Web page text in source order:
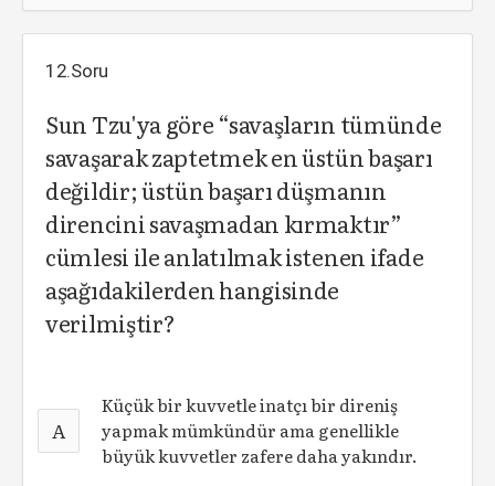
12.Soru
Sun Tzu'ya göre “savaşların tümünde
savaşarak zaptetmek en üstün başarı
değildir; üstün başarı düşmanın
direncini savaşmadan kırmaktır”
cümlesi ile anlatılmak istenen ifade
aşağıdakilerden hangisinde
verilmiştir?
A
Küçük bir kuvvetle inatçı bir direniş
yapmak mümkündür ama genellikle
büyük kuvvetler zafere daha yakındır.